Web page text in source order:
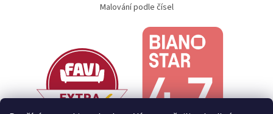
Malování podle čísel